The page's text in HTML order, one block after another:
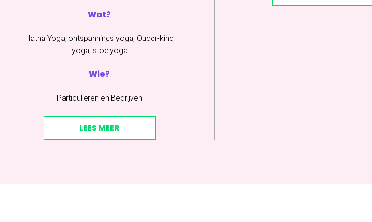
Wat?
Hatha Yoga, ontspannings yoga, Ouder-kind
yoga, stoelyoga
Wie?
Particulieren en Bedrijven
LEES MEER